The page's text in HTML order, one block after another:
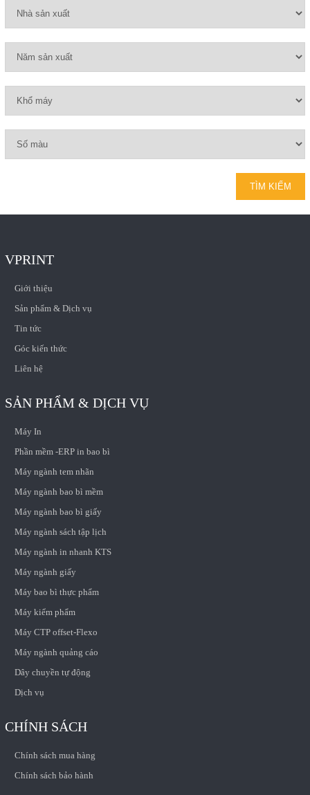
VPRINT
Giới thiệu
Sản phẩm & Dịch vụ
Tin tức
Góc kiến thức
Liên hệ
SẢN PHẨM & DỊCH VỤ
Máy In
Phần mềm -ERP in bao bì
Máy ngành tem nhãn
Máy ngành bao bì mềm
Máy ngành bao bì giấy
Máy ngành sách tập lịch
Máy ngành in nhanh KTS
Máy ngành giấy
Máy bao bì thực phẩm
Máy kiểm phẩm
Máy CTP offset-Flexo
Máy ngành quảng cáo
Dây chuyền tự động
Dịch vụ
CHÍNH SÁCH
Chính sách mua hàng
Chính sách bảo hành